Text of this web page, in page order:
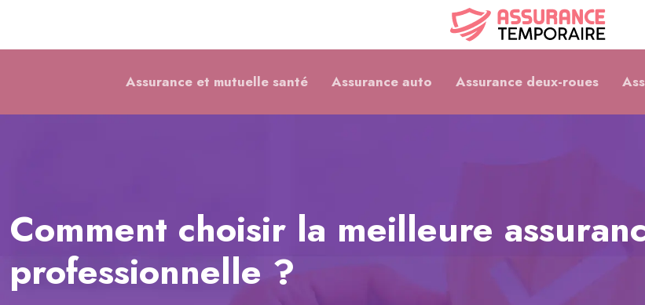
Assurance et mutuelle santé Assurance auto Assurance deux-roues
Comment choisir la meilleure
professionnelle ?